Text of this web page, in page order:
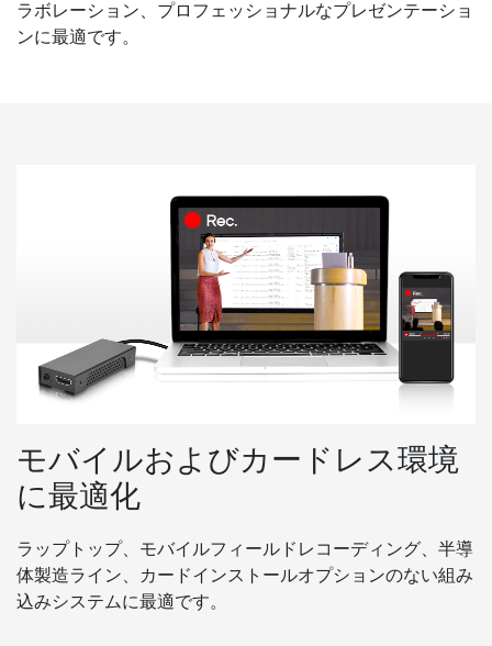
ラボレーション、プロフェッショナルなプレゼンテーショ
ンに最適です。
モバイルおよびカードレス環境
に最適化
ラップトップ、モバイルフィールドレコーディング、半導
体製造ライン、カードインストールオプションのない組み
込みシステムに最適です。